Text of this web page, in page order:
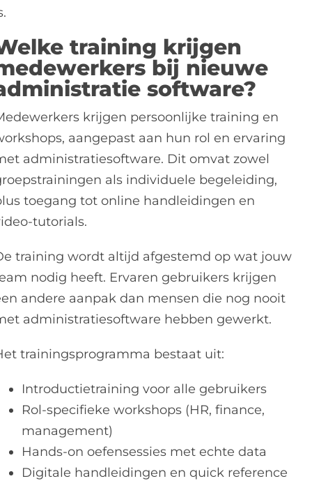
training krijgen
bij nieuwe
software?
krijgen persoonlijke training en
aangepast aan hun rol en ervaring
administratiesoftware. Dit omvat zowel
als individuele begeleiding,
toegang tot online handleidingen en
tutorials.
training wordt altijd afgestemd op wat jouw
nodig heeft. Ervaren gebruikers krijgen
andere aanpak dan mensen die nog nooit
administratiesoftware hebben gewerkt.
trainingsprogramma bestaat uit:
Introductietraining voor alle gebruikers
Rol-specifieke workshops (HR, finance,
management)
Hands-on oefensessies met echte data
Digitale handleidingen en quick reference